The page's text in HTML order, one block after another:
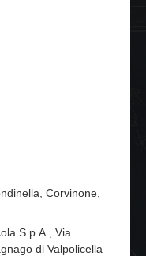
Corvinone,
S.p.A., Via
di Valpolicella